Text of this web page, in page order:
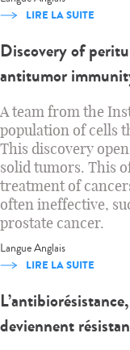
LIRE LA SUITE
Discovery of
antitumor
A team from the
population of cells
This discovery
solid tumors. This
treatment of
often ineffective,
prostate cancer.
LangueAnglais
LIRE LA SUITE
deviennent